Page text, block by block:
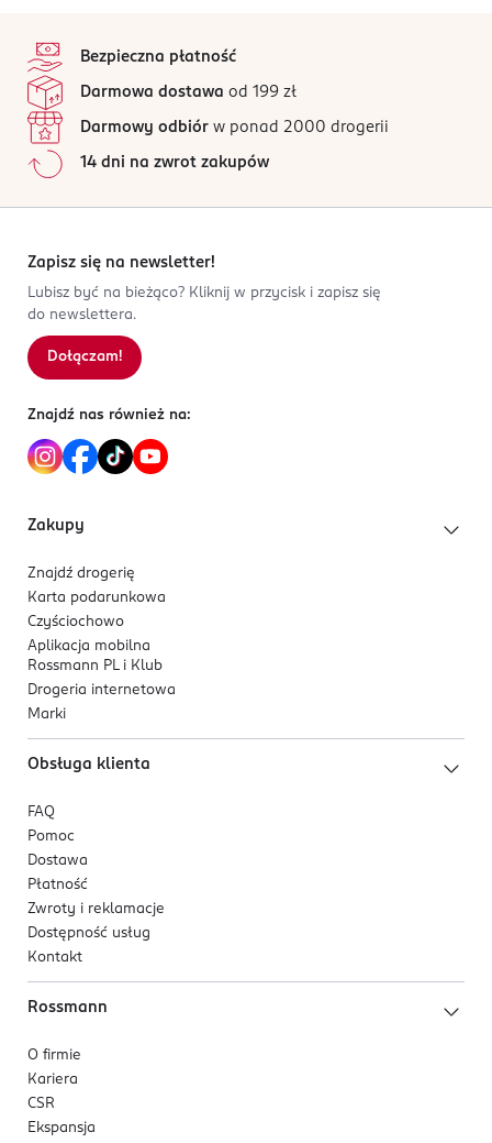
Bezpieczna płatność
Darmowa dostawa od 199 zł
Darmowy odbiór w ponad 2000 drogerii
14 dni na zwrot zakupów
Zapisz się na newsletter!
Lubisz być na bieżąco? Kliknij w przycisk i zapisz się
do newslettera.
Dołączam!
Znajdź nas również na:
Zakupy
Znajdź drogerię
Karta podarunkowa
Czyściochowo
Aplikacja mobilna
Rossmann PL i Klub
Drogeria internetowa
Marki
Obsługa klienta
FAQ
Pomoc
Dostawa
Płatność
Zwroty i reklamacje
Dostępność usług
Kontakt
Rossmann
O firmie
Kariera
CSR
Ekspansja